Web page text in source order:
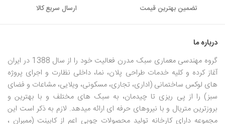
تضمین بهترین قیمت ارسال سریع کالا
درباره ما
گروه مهندسی معماری سبک مدرن فعالیت خود را از سال 1388 در ایران
آغاز کرده و کلیه خدمات طراحی پلان، نما، داخلی نظارت و اجرای پروژه
های لوکس ساختمانی (اداری، تجاری، مسکونی، ویلایی، مشاعات و فضای
سبز) را از پی ریزی تا چیدمان، به سبک های مختلف و با بهترین و
بروزترین متریال و با نیروهای حرفه ای ارائه میدهد. لازم به ذکر است این
مجموعه دارای کارخانه تولید محصولات چوبی اعم از کابینت (ممبران ،